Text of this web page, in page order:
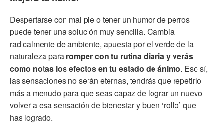
Despertarse con mal pie o tener un humor de perros
puede tener una solución muy sencilla. Cambia
radicalmente de ambiente, apuesta por el verde de la
naturaleza para romper con tu rutina diaria y verás
como notas los efectos en tu estado de ánimo. Eso sí,
las sensaciones no serán eternas, tendrás que repetirlo
más a menudo para que seas capaz de lograr un nuevo
volver a esa sensación de bienestar y buen ‘rollo’ que
has logrado.